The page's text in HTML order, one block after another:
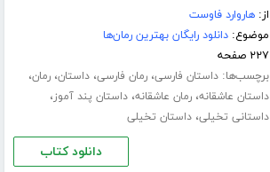
از:هاروارد فاوست
موضوع:دانلود رایگان بهترین رمان‌ها
۲۲۷ صفحه
برچسب‌ها:داستان فارسی،رمان فارسی،داستان،رمان،
داستان عاشقانه،رمان عاشقانه،داستان پند آموز،
داستانی تخیلی،داستان تخیلی
دانلود کتاب